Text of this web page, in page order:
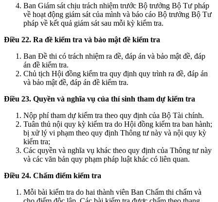
Ban Giám sát chịu trách nhiệm trước Bộ trưởng Bộ Tư pháp
về hoạt động giám sát của mình và báo cáo Bộ trưởng Bộ Tư
pháp về kết quả giám sát sau mỗi kỳ kiểm tra.
Điều 22. Ra đề kiểm tra và bảo mật đề kiểm tra
Ban Đề thi có trách nhiệm ra đề, đáp án và bảo mật đề, đáp
án đề kiểm tra.
Chủ tịch Hội đồng kiểm tra quy định quy trình ra đề, đáp án
và bảo mật đề, đáp án đề kiểm tra.
Điều 23. Quyền và nghĩa vụ của thí sinh tham dự kiểm tra
Nộp phí tham dự kiểm tra theo quy định của Bộ Tài chính.
Tuân thủ nội quy kỳ kiểm tra do Hội đồng kiểm tra ban hành;
bị xử lý vi phạm theo quy định Thông tư này và nội quy kỳ
kiểm tra;
Các quyền và nghĩa vụ khác theo quy định của Thông tư này
và các văn bản quy phạm pháp luật khác có liên quan.
Điều 24. Chấm điểm kiểm tra
Mỗi bài kiểm tra do hai thành viên Ban Chấm thi chấm và